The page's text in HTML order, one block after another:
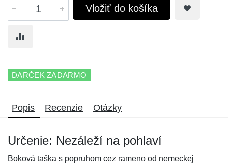
Vložiť do košíka
DARČEK ZADARMO
Popis Recenzie Otázky
Určenie: Nezáleží na pohlaví
Boková taška s popruhom cez rameno od nemeckej